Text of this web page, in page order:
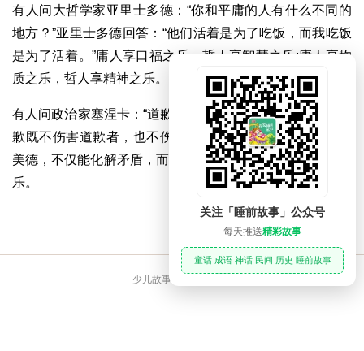
有人问大哲学家亚里士多德：“你和平庸的人有什么不同的
地方？”亚里士多德回答：“他们活着是为了吃饭，而我吃饭
是为了活着。”庸人享口福之乐，哲人享智慧之乐;庸人享物
质之乐，哲人享精神之乐。
有人问政治家塞涅卡：“道歉有什么好处？”塞涅卡回答：“道
歉既不伤害道歉者，也不伤害接受道歉的人。”道歉是一种
美德，不仅能化解矛盾，而且会给自己及对方带来轻松和快
乐。
少儿故事大全 睡前故事
关注「睡前故事」公众号
每天推送精彩故事
童话 成语 神话 民间 历史 睡前故事